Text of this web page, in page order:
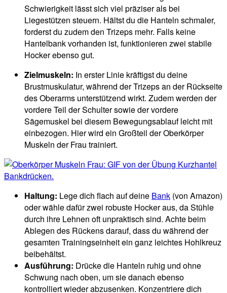
Schwierigkeit lässt sich viel präziser als bei
Liegestützen steuern. Hältst du die Hanteln schmaler,
forderst du zudem den Trizeps mehr. Falls keine
Hantelbank vorhanden ist, funktionieren zwei stabile
Hocker ebenso gut.
Zielmuskeln: In erster Linie kräftigst du deine
Brustmuskulatur, während der Trizeps an der Rückseite
des Oberarms unterstützend wirkt. Zudem werden der
vordere Teil der Schulter sowie der vordere
Sägemuskel bei diesem Bewegungsablauf leicht mit
einbezogen. Hier wird ein Großteil der Oberkörper
Muskeln der Frau trainiert.
Haltung: Lege dich flach auf deine Bank (von Amazon)
oder wähle dafür zwei robuste Hocker aus, da Stühle
durch ihre Lehnen oft unpraktisch sind. Achte beim
Ablegen des Rückens darauf, dass du während der
gesamten Trainingseinheit ein ganz leichtes Hohlkreuz
beibehältst.
Ausführung: Drücke die Hanteln ruhig und ohne
Schwung nach oben, um sie danach ebenso
kontrolliert wieder abzusenken. Konzentriere dich